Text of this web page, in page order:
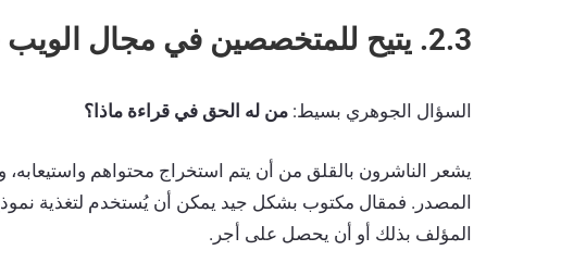
2.3. يتيح للمتخصصين في مجال الويب حماية إبداعاتهم
السؤال الجوهري بسيط: من له الحق في قراءة ماذا؟
يشعر الناشرون بالقلق من أن يتم استخراج محتواهم واستيعابه،
المصدر. فمقال مكتوب بشكل جيد يمكن أن يُستخدم لتغذية
المؤلف بذلك أو أن يحصل على أجر.